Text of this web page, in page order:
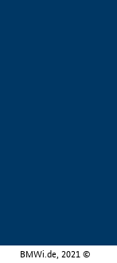
BMWi.de, 2021 ©